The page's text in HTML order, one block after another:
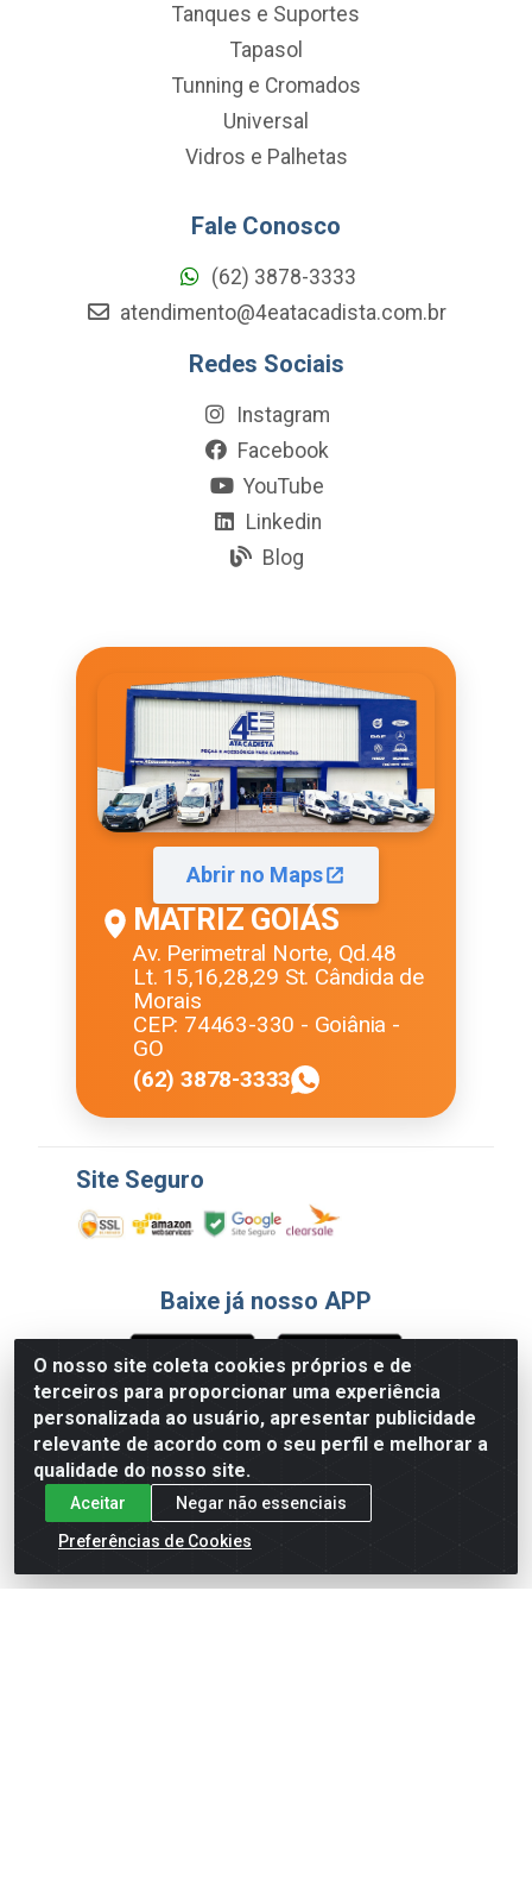
O nosso site coleta cookies próprios e de
terceiros para proporcionar uma experiência
personalizada ao usuário, apresentar publicidade
relevante de acordo com o seu perfil e melhorar a
qualidade do nosso site.
Aceitar
Negar não essenciais
Preferências de Cookies
Tanques e Suportes
Tapasol
Tunning e Cromados
Universal
Vidros e Palhetas
Fale Conosco
(62) 3878-3333
atendimento@4eatacadista.com.br
Redes Sociais
Instagram
Facebook
YouTube
Linkedin
Blog
Abrir no Maps
MATRIZ GOIÁS
Av. Perimetral Norte, Qd.48
Lt. 15,16,28,29 St. Cândida de
Morais
CEP: 74463-330 - Goiânia -
GO
(62) 3878-3333
Site Seguro
Baixe já nosso APP
Formas de Pagamento